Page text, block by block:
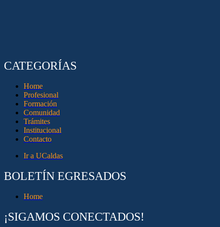
CATEGORÍAS
Home
Profesional
Formación
Comunidad
Trámites
Institucional
Contacto
Ir a UCaldas
BOLETÍN EGRESADOS
Home
¡SIGAMOS CONECTADOS!